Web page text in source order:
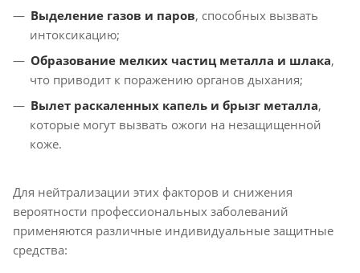
Выделение газов и паров, способных вызвать
интоксикацию;
Образование мелких частиц металла и шлака,
что приводит к поражению органов дыхания;
Вылет раскаленных капель и брызг металла,
которые могут вызвать ожоги на незащищенной
коже.
Для нейтрализации этих факторов и снижения
вероятности профессиональных заболеваний
применяются различные индивидуальные защитные
средства: